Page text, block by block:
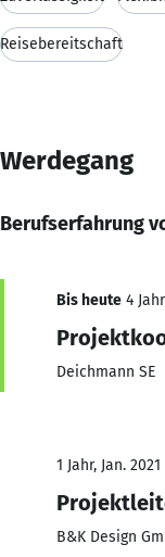
Reisebereitschaft
Werdegang
Berufserfahrung
Bis heute 4
Deichmann SE
1 Jahr, Jan.
B&K Design